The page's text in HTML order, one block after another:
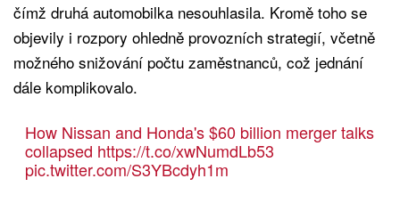
čímž druhá automobilka nesouhlasila. Kromě toho se
objevily i rozpory ohledně provozních strategií, včetně
možného snižování počtu zaměstnanců, což jednání
dále komplikovalo.
How Nissan and Honda's $60 billion merger talks
collapsed https://t.co/xwNumdLb53
pic.twitter.com/S3YBcdyh1m